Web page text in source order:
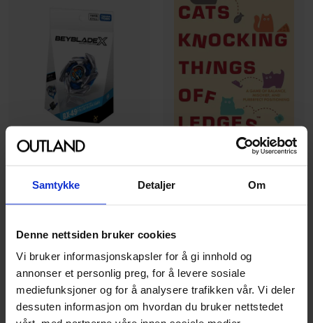
Samtykke Detaljer Om
Denne nettsiden bruker cookies
Vi bruker informasjonskapsler for å gi innhold og
annonser et personlig preg, for å levere sosiale
mediefunksjoner og for å analysere trafikken vår. Vi deler
dessuten informasjon om hvordan du bruker nettstedet
Takara Tomy
Beyblade X
Grunnsett · Engelsk
USAopoly
Cats Knocking Things of
Ledges
Grunnsett · Engelsk
74900 39900